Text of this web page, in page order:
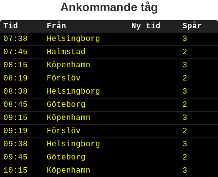
Ankommande tåg
Tid Från Ny tid
Spår
07:38
Helsingborg
3
07:45
Halmstad
2
08:15
Köpenhamn
3
08:19
Förslöv
2
08:38
Helsingborg
3
08:45
Göteborg
2
09:15
Köpenhamn
3
09:19
Förslöv
2
09:38
Helsingborg
3
09:45
Göteborg
2
10:15
Köpenhamn
3